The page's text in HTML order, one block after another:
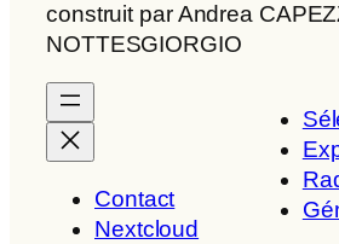
construit par Andrea
NOTTESGIORGIO
Contact
Nextcloud